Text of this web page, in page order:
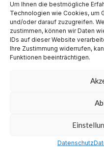
Um Ihnen die bestmögliche
Technologien wie Cookies, um
und/oder darauf zuzugreifen.
zustimmen, können wir Daten
IDs auf dieser Website
Ihre Zustimmung widerrufen,
Funktionen beeinträchtigen.
Datenschutz
August 2024
Juli 2024
Juni 2024
Mai 2024
April 2024
März 2024
September 2023
August 2023